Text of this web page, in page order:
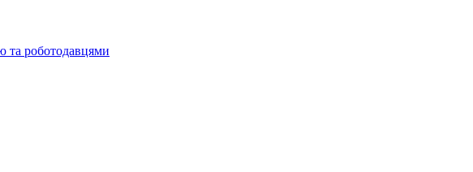
та роботодавцями